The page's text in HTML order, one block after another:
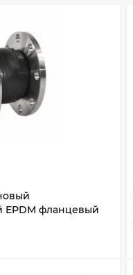
фланцевый